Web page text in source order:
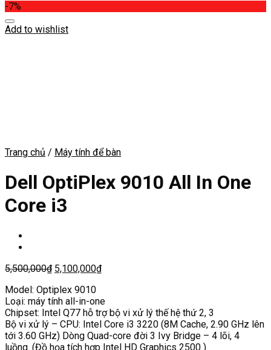
-7%
Add to wishlist
Trang chủ / Máy tính để bàn
Dell OptiPlex 9010 All In One
Core i3
5,500,000₫ 5,100,000₫
Model: Optiplex 9010
Loại: máy tính all-in-one
Chipset: Intel Q77 hỗ trợ bộ vi xử lý thế hệ thứ 2, 3
Bộ vi xử lý – CPU: Intel Core i3 3220 (8M Cache, 2.90 GHz lên
tới 3.60 GHz) Dòng Quad-core đời 3 Ivy Bridge – 4 lõi, 4
luồng. (Đồ họa tích hợp Intel HD Graphics 2500 )